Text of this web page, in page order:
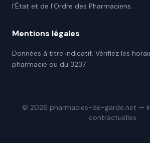
l'État et de l'Ordre des Pharmaciens.
Mentions légales
Données à titre indicatif. Vérifiez les
pharmacie ou du 3237.
© 2026 pharmacies-de-garde.net —
contractuelles